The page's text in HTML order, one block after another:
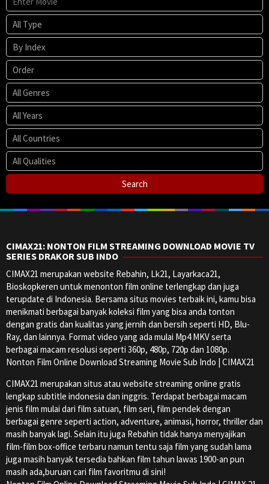
CIMAX21: NONTON FILM STREAMING DOWNLOAD MOVIE TV
SERIES DRAKOR SUB INDO
CIMAX21 merupakan website Rebahin, Lk21, Layarkaca21,
Bioskopkeren untuk menonton film online terlengkap dan juga
terupdate di Indonesia. Bersama situs movies terbaik ini, kamu bisa
menikmati berbagai banyak koleksi film yang bisa anda tonton
dengan gratis dan kualitas yang jernih dan bersih seperti HD, Blu-
Ray, dan lainnya. Format video yang ada mulai Mp4 MKV serta
berbagai macam resolusi seperti 360p, 480p, 720p dan 1080p.
Nonton Film Online Download Streaming Movie Sub Indo | CIMAX21
CIMAX21 merupakan situs atau website streaming online gratis
lengkap subtitle indonesia dan inggris. Terdapat berbagai macam
jenis film mulai dari film satuan, film seri, film pendek dengan
berbagai genre seperti action, adventure, animasi, horror, thriller dan
masih banyak lagi. Selain itu juga Rebahin tidak hanya menyajikan
film-film box-office terbaru namun tentu saja film yang sudah lama
juga masih banyak tersedia bahkan film tahun lawas 1900-an pun
masih ada,buruan cari film favoritmu di sini!